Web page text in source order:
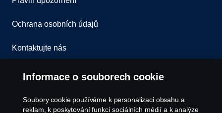
Ochrana osobních údajů
Kontaktujte nás
Všeobecné obchodní podmínky
Oznámení porušení předpisů
Informace o souborech cookie
Soubory cookie používáme k personalizaci obsahu a
reklam, k poskytování funkcí sociálních médií a k analýze